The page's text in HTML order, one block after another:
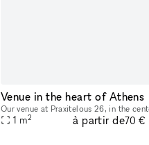
Venue in the heart of Athens
1 m2 à partir de70 €